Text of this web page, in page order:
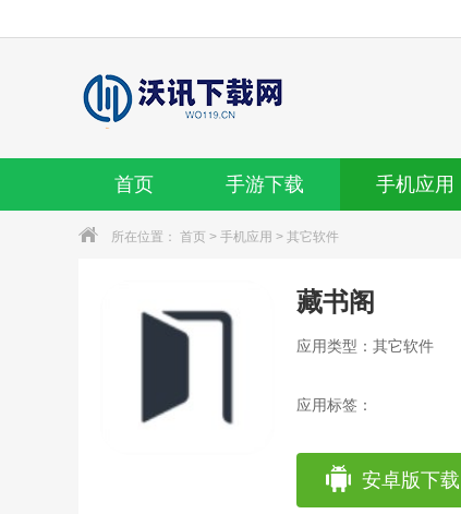
首页 手游下载 手机应用
所在位置： 首页 > 手机应用 > 其它软件
藏书阁
应用类型：其它软件
应用标签：
安卓版下载